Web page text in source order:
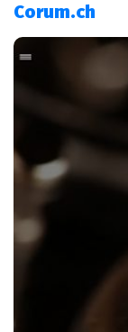
Corum.ch